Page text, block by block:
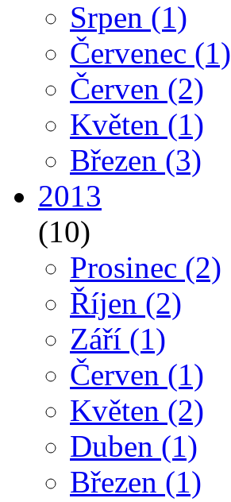
Srpen (1)
Červenec (1)
Červen (2)
Květen (1)
Březen (3)
2013
(10)
Prosinec (2)
Říjen (2)
Září (1)
Červen (1)
Květen (2)
Duben (1)
Březen (1)